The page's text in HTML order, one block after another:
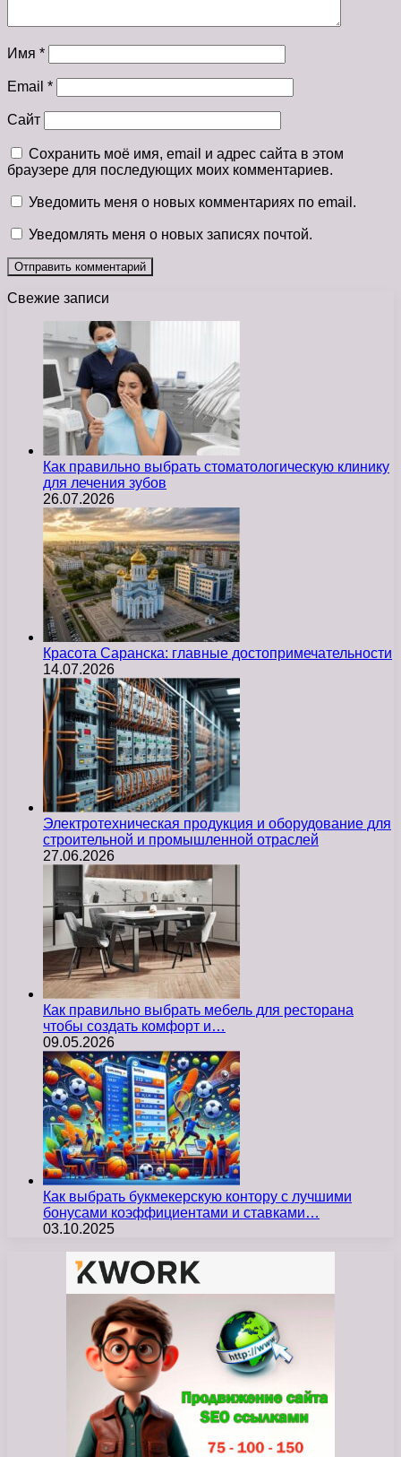
Имя *
Email *
Сайт
Сохранить моё имя, email и адрес сайта в этом
браузере для последующих моих комментариев.
Уведомить меня о новых комментариях по email.
Уведомлять меня о новых записях почтой.
Свежие записи
Как правильно выбрать стоматологическую клинику
для лечения зубов
26.07.2026
Красота Саранска: главные достопримечательности
14.07.2026
Электротехническая продукция и оборудование для
строительной и промышленной отраслей
27.06.2026
Как правильно выбрать мебель для ресторана
чтобы создать комфорт и…
09.05.2026
Как выбрать букмекерскую контору с лучшими
бонусами коэффициентами и ставками…
03.10.2025